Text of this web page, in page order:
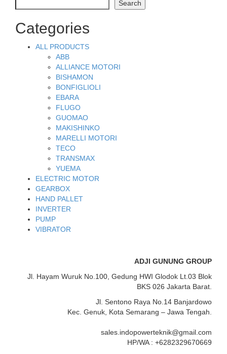
Search
Categories
ALL PRODUCTS
ABB
ALLIANCE MOTORI
BISHAMON
BONFIGLIOLI
EBARA
FLUGO
GUOMAO
MAKISHINKO
MARELLI MOTORI
TECO
TRANSMAX
YUEMA
ELECTRIC MOTOR
GEARBOX
HAND PALLET
INVERTER
PUMP
VIBRATOR
ADJI GUNUNG GROUP
Jl. Hayam Wuruk No.100, Gedung HWI Glodok Lt.03 Blok
BKS 026 Jakarta Barat.
Jl. Sentono Raya No.14 Banjardowo
Kec. Genuk, Kota Semarang – Jawa Tengah.
sales.indopowerteknik@gmail.com
HP/WA : +6282329670669